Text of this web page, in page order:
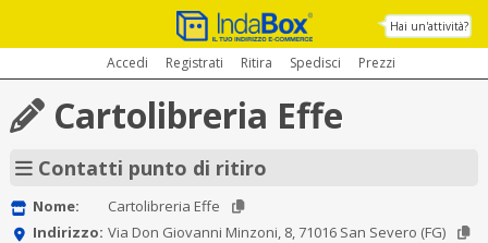
Hai un'attività?
Accedi Registrati Ritira Spedisci Prezzi
Cartolibreria Effe
Contatti punto di ritiro
Nome:
Cartolibreria Effe
Indirizzo: Via Don Giovanni Minzoni, 8, 71016 San Severo (FG)